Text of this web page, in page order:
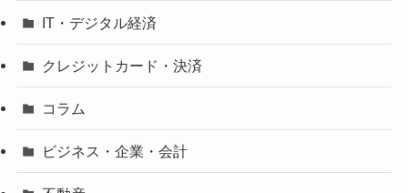
IT・デジタル経済
クレジットカード・決済
コラム
ビジネス・企業・会計